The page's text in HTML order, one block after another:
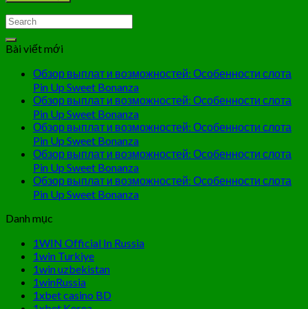
Bài viết mới
Обзор выплат и возможностей: Особенности слота
Pin Up Sweet Bonanza
Обзор выплат и возможностей: Особенности слота
Pin Up Sweet Bonanza
Обзор выплат и возможностей: Особенности слота
Pin Up Sweet Bonanza
Обзор выплат и возможностей: Особенности слота
Pin Up Sweet Bonanza
Обзор выплат и возможностей: Особенности слота
Pin Up Sweet Bonanza
Danh mục
1WIN Official In Russia
1win Turkiye
1win uzbekistan
1winRussia
1xbet casino BD